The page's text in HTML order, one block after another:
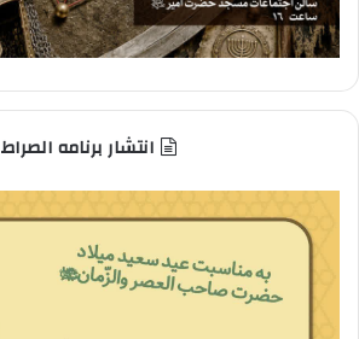
انتشار برنامه الصراط